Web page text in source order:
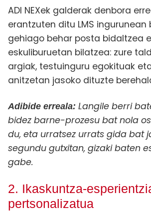
ADI NEXek galderak denbora
erantzuten ditu LMS ingurunean
gehiago behar posta bidaltzea
eskuliburuetan bilatzea: zure
argiak, testuinguru egokituak
anitzetan jasoko dituzte
Adibide erreala: Langile berri
bidez barne-prozesu bat nola
du, eta urratsez urrats gida bat
segundu gutxitan, gizaki baten
gabe.
2. Ikaskuntza-
pertsonalizatua